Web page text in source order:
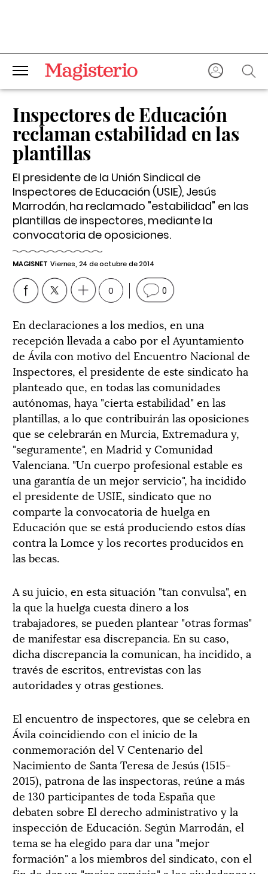
Inspectores de Educación
reclaman estabilidad en las
plantillas
El presidente de la Unión Sindical de
Inspectores de Educación (USIE), Jesús
Marrodán, ha reclamado "estabilidad" en las
plantillas de inspectores, mediante la
convocatoria de oposiciones.
MAGISNET Viernes, 24 de octubre de 2014
0 0
En declaraciones a los medios, en una
recepción llevada a cabo por el Ayuntamiento
de Ávila con motivo del Encuentro Nacional de
Inspectores, el presidente de este sindicato ha
planteado que, en todas las comunidades
autónomas, haya "cierta estabilidad" en las
plantillas, a lo que contribuirán las oposiciones
que se celebrarán en Murcia, Extremadura y,
"seguramente", en Madrid y Comunidad
Valenciana. "Un cuerpo profesional estable es
una garantía de un mejor servicio", ha incidido
el presidente de USIE, sindicato que no
comparte la convocatoria de huelga en
Educación que se está produciendo estos días
contra la Lomce y los recortes producidos en
las becas.
A su juicio, en esta situación "tan convulsa", en
la que la huelga cuesta dinero a los
trabajadores, se pueden plantear "otras formas"
de manifestar esa discrepancia. En su caso,
dicha discrepancia la comunican, ha incidido, a
través de escritos, entrevistas con las
autoridades y otras gestiones.
El encuentro de inspectores, que se celebra en
Ávila coincidiendo con el inicio de la
conmemoración del V Centenario del
Nacimiento de Santa Teresa de Jesús (1515-
2015), patrona de las inspectoras, reúne a más
de 130 participantes de toda España que
debaten sobre El derecho administrativo y la
inspección de Educación. Según Marrodán, el
tema se ha elegido para dar una "mejor
formación" a los miembros del sindicato, con el